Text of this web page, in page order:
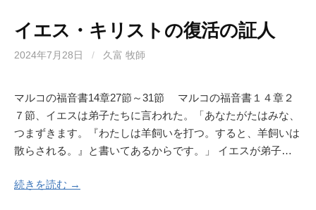
イエス・キリストの復活の証人
2024年7月28日 / 久富 牧師
マルコの福音書14章27節～31節 マルコの福音書１４章２
７節、イエスは弟子たちに言われた。「あなたがたはみな、
つまずきます。『わたしは羊飼いを打つ。すると、羊飼いは
散らされる。』と書いてあるからです。」 イエスが弟子…
続きを読む →